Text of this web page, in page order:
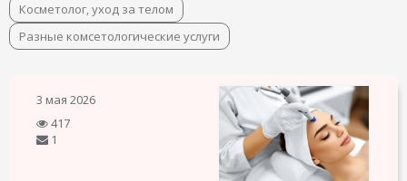
Косметолог, уход за телом
Разные комсетологические услуги
3 мая 2026
417
1